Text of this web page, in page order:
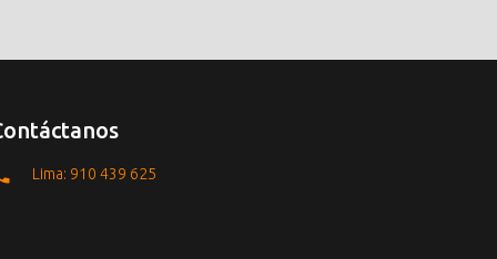
Lima: 910 439 625